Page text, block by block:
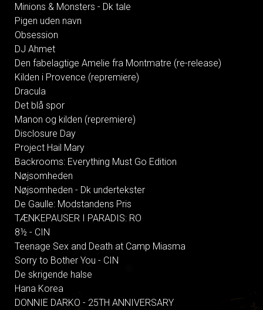
Minions & Monsters - Dk tale
Pigen uden navn
Obsession
DJ Ahmet
Den fabelagtige Amelie fra Montmatre (re-release)
Kilden i Provence (repremiere)
Dracula
Det blå spor
Manon og kilden (repremiere)
Disclosure Day
Project Hail Mary
Backrooms: Everything Must Go Edition
Nøjsomheden
Nøjsomheden - Dk undertekster
De Gaulle: Modstandens Pris
TÆNKEPAUSER I PARADIS: RO
8½ - CIN
Teenage Sex and Death at Camp Miasma
Sorry to Bother You - CIN
De skrigende halse
Hana Korea
DONNIE DARKO - 25TH ANNIVERSARY